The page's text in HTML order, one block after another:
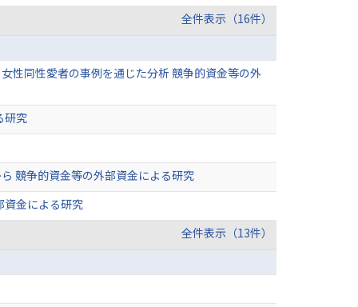
全件表示（16件）
性同性愛者の事例を通じた分析 競争的資金等の外
研究
競争的資金等の外部資金による研究
資金による研究
全件表示（13件）